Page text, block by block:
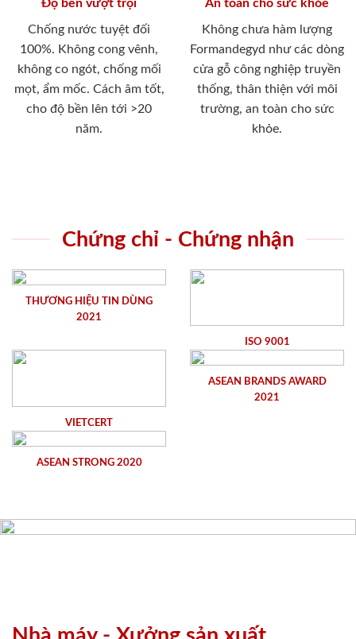
Độ bền vượt trội
Chống nước tuyệt đối
100%. Không cong vênh,
không co ngót, chống mối
mọt, ẩm mốc. Cách âm tốt,
cho độ bền lên tới >20
năm.
An toàn cho sức khỏe
Không chưa hàm lượng
Formandegyd như các dòng
cửa gỗ công nghiệp truyền
thống, thân thiện với môi
trường, an toàn cho sức
khỏe.
Chứng chỉ - Chứng nhận
THƯƠNG HIỆU TIN DÙNG
2021
ISO 9001
VIETCERT
ASEAN BRANDS AWARD
2021
ASEAN STRONG 2020